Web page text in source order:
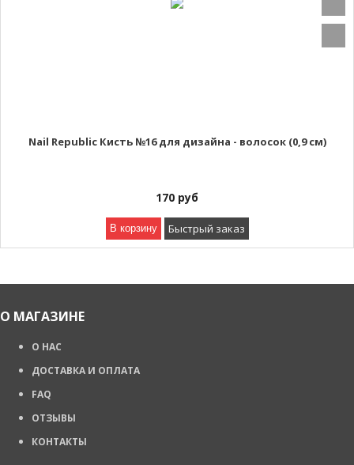
Nail Republic Кисть №16 для дизайна - волосок (0,9 см)
170 руб
В корзину Быстрый заказ
О МАГАЗИНЕ
О НАС
ДОСТАВКА И ОПЛАТА
FAQ
ОТЗЫВЫ
КОНТАКТЫ